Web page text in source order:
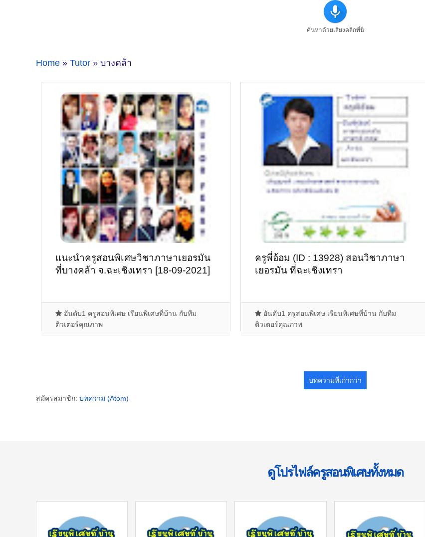
ค้นหาด้วยเสียงคลิกที่นี่
Home » Tutor » บางคล้า
แนะนำครูสอนพิเศษวิชาภาษาเยอรมัน
ที่บางคล้า จ.ฉะเชิงเทรา [18-09-2021]
อันดับ1 ครูสอนพิเศษ เรียนพิเศษที่บ้าน กับทีม
ติวเตอร์คุณภาพ
ครูพี่อ้อม (ID : 13928) สอนวิชาภาษา
เยอรมัน ที่ฉะเชิงเทรา
อันดับ1 ครูสอนพิเศษ เรียนพิเศษที่บ้าน กับทีม
ติวเตอร์คุณภาพ
บทความที่เก่ากว่า
สมัครสมาชิก: บทความ (Atom)
ดูโปรไฟล์ครูสอนพิเศษทั้งหมด